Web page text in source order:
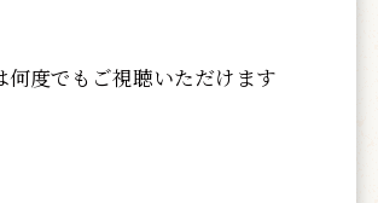
度でもご視聴いただけます